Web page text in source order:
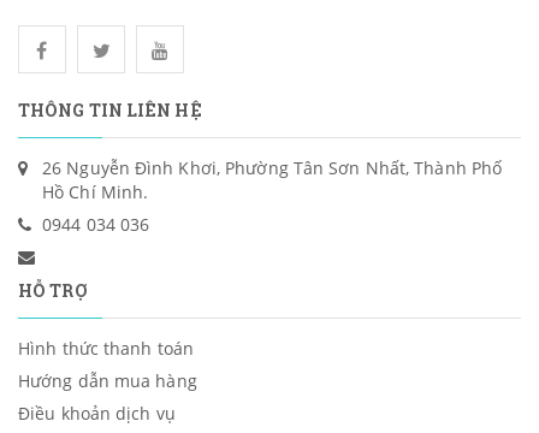
THÔNG TIN LIÊN HỆ
26 Nguyễn Đình Khơi, Phường Tân Sơn Nhất, Thành Phố
Hồ Chí Minh.
0944 034 036
HỖ TRỢ
Hình thức thanh toán
Hướng dẫn mua hàng
Điều khoản dịch vụ